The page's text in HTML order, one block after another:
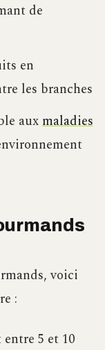
de
en
les branches
auxmaladies
voici
:
5 et 10